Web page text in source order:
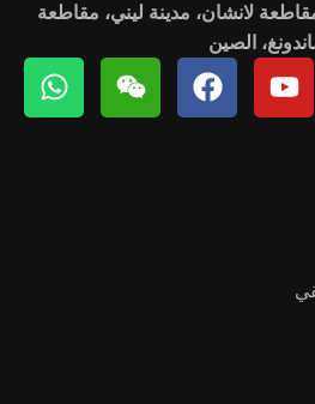
لانشان، مدينة ليني، مقاطعة
الصين